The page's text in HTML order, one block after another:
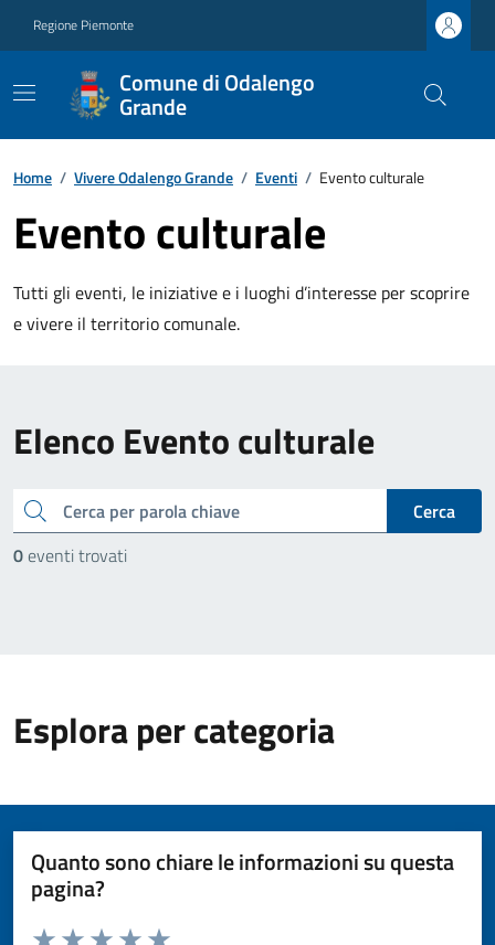
Regione Piemonte
Comune di Odalengo
Grande
Home / Vivere Odalengo Grande / Eventi / Evento culturale
Evento culturale
Tutti gli eventi, le iniziative e i luoghi d’interesse per scoprire
e vivere il territorio comunale.
Elenco Evento culturale
cerca
Cerca
0eventi trovati
Esplora per categoria
Quanto sono chiare le informazioni su questa
pagina?
Valuta da 1 a 5 stelle la pagina